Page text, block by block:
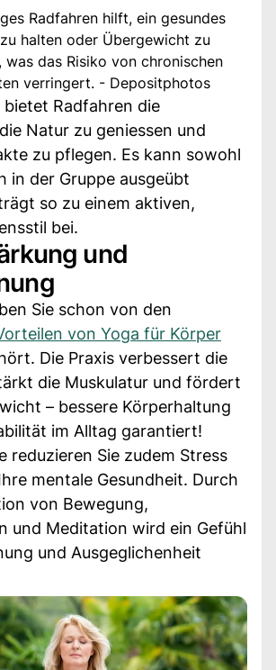
Radfahren hilft, ein gesundes
halten oder Übergewicht zu
was das Risiko von chronischen
verringert. - Depositphotos
Radfahren die
Natur zu geniessen und
zu pflegen. Es kann sowohl
in der Gruppe ausgeübt
so zu einem aktiven,
bei.
und
Sie schon von den
von Yoga für Körper
Die Praxis verbessert die
die Muskulatur und fördert
– bessere Körperhaltung
im Alltag garantiert!
reduzieren Sie zudem Stress
mentale Gesundheit. Durch
von Bewegung,
und Meditation wird ein Gefühl
und Ausgeglichenheit